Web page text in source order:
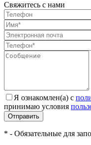
Свяжитесь с нами
Я ознакомлен(а) с
принимаю условия
Отправить
* - Обязательные для